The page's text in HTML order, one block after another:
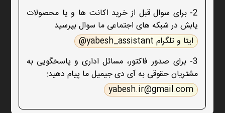
2- برای سوال قبل از خرید اکانت ها و یا محصولات
یابش در شبکه های اجتماعی ما سوال بپرسید
ایتا و تلگرام yabesh_assistant@
3- برای صدور فاکتور، مسائل اداری و پاسخگویی به
مشتریان حقوقی به آی دی جیمیل ما پیام دهید:
yabesh.ir@gmail.com